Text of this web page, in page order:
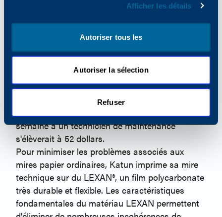
Afficher les détails
Autoriser tous les
Autoriser la sélection
Refuser
machine ont été corrigés. En tant que client,
comment réagiriez-vous si un technicien vous
disait : "J'ai corrigé le problème de votre
machine. Malheureusement, ces copies de test
ne le montrent pas très bien, car la mire que j'ai
utilisée est en mauvais état" ? Les mires en
papier ordinaires s'usent rapidement et coûtent
finalement assez cher. Même à 50 cents l'unité,
le coût annuel pour fournir deux mires par
semaine à un technicien de maintenance
s'élèverait à 52 dollars.
Pour minimiser les problèmes associés aux
mires papier ordinaires, Katun imprime sa mire
technique sur du LEXAN®, un film polycarbonate
très durable et flexible. Les caractéristiques
fondamentales du matériau LEXAN permettent